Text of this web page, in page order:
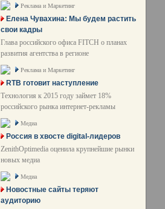
Реклама и Маркетинг
Елена Чувахина: Мы будем растить
свои кадры
Глава российского офиса FITCH о планах
развития агентства в регионе
Реклама и Маркетинг
RTB готовит наступление
Технология к 2015 году займет 18%
российского рынка интернет-рекламы
Медиа
Россия в хвосте digital-лидеров
ZenithOptimedia оценила крупнейшие рынки
новых медиа
Медиа
Новостные сайты теряют
аудиторию